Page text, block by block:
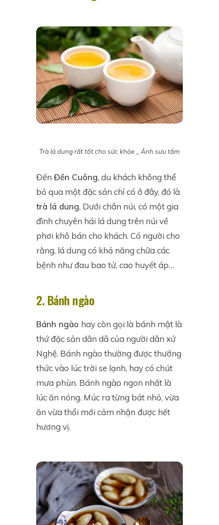
Trà lá dung rất tốt cho sức khỏe _ Ảnh sưu tầm
Đến Đền Cuông, du khách không thể
bỏ qua một đặc sản chỉ có ở đây, đó là
trà lá dung. Dưới chân núi, có một gia
đình chuyên hái lá dung trên núi về
phơi khô bán cho khách. Có người cho
rằng, lá dung có khả năng chữa các
bệnh như đau bao tử, cao huyết áp…
2. Bánh ngào
Bánh ngào hay còn gọi là bánh mật là
thứ đặc sản dân dã của người dân xứ
Nghệ. Bánh ngào thường được thưởng
thức vào lúc trời se lạnh, hay có chút
mưa phùn. Bánh ngào ngon nhất là
lúc ăn nóng. Múc ra từng bát nhỏ, vừa
ăn vừa thổi mới cảm nhận được hết
hương vị.